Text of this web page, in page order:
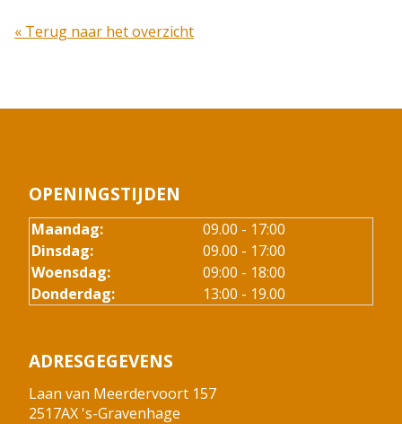
« Terug naar het overzicht
OPENINGSTIJDEN
Maandag:
09.00 - 17:00
Dinsdag:
09.00 - 17:00
Woensdag:
09:00 - 18:00
Donderdag:
13:00 - 19.00
ADRESGEGEVENS
Laan van Meerdervoort 157
2517AX 's-Gravenhage